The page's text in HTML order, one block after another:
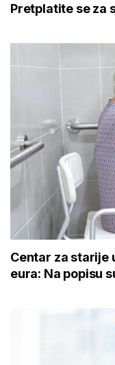
Pretplatite se za
Centar za starije
eura: Na popisu